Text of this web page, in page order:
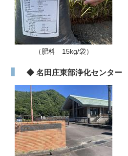
（肥料 15kg/袋）
◆ 名田庄東部浄化センター